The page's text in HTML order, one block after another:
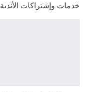
خدمات وإشتراكات الأندية